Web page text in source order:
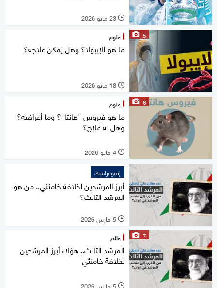
l 23 مايو 2026
5 علوم
ما هو الإيبولا؟ وهل يمكن علاجه؟
l 18 مايو 2026
6 علوم
ما هو فيروس "هانتا"؟ وما أعراضه؟
وهل له علاج؟
l 4 مايو 2026
إنفوغرافيك
أبرز المرشحين لخلافة خامنئي.. من هو
المرشد الثالث؟
l 5 مارس 2026
7 عالم
المرشد الثالث.. هؤلاء أبرز المرشحين
لخلافة خامنئي
l 5 مارس 2026